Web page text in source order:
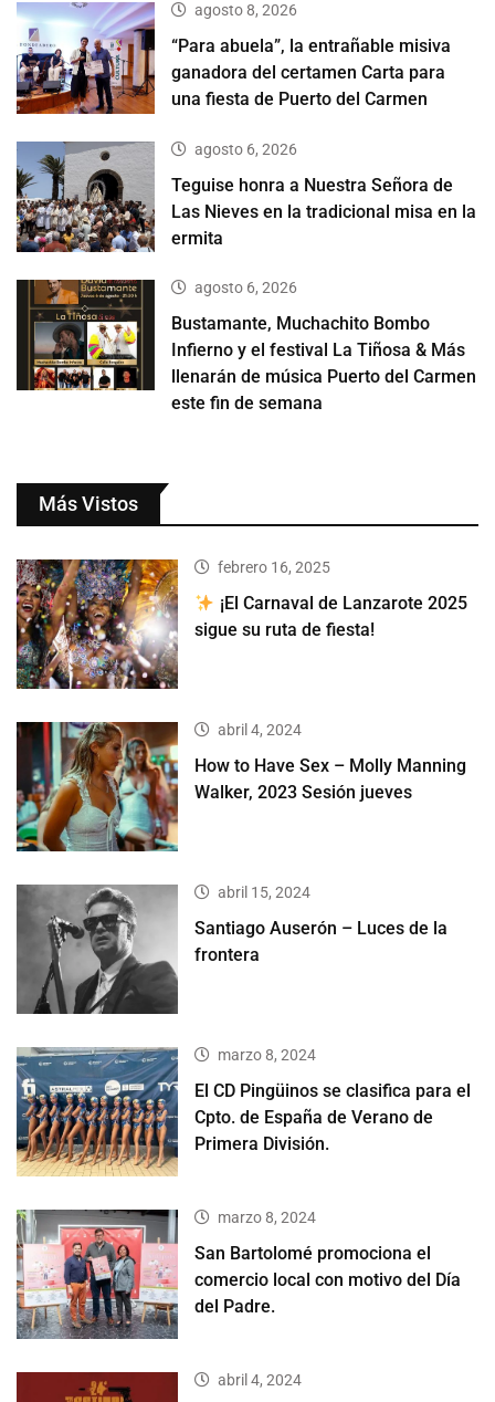
agosto 8, 2026
“Para abuela”, la entrañable misiva
ganadora del certamen Carta para
una fiesta de Puerto del Carmen
agosto 6, 2026
Teguise honra a Nuestra Señora de
Las Nieves en la tradicional misa en la
ermita
agosto 6, 2026
Bustamante, Muchachito Bombo
Infierno y el festival La Tiñosa & Más
llenarán de música Puerto del Carmen
este fin de semana
Más Vistos
febrero 16, 2025
¡El Carnaval de Lanzarote 2025
sigue su ruta de fiesta!
abril 4, 2024
How to Have Sex – Molly Manning
Walker, 2023 Sesión jueves
abril 15, 2024
Santiago Auserón – Luces de la
frontera
marzo 8, 2024
El CD Pingüinos se clasifica para el
Cpto. de España de Verano de
Primera División.
marzo 8, 2024
San Bartolomé promociona el
comercio local con motivo del Día
del Padre.
abril 4, 2024